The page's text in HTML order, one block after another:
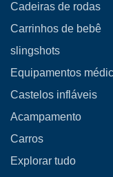
Cadeiras de rodas
Carrinhos de bebê
slingshots
Equipamentos
Castelos infláveis
Acampamento
Carros
Explorar tudo